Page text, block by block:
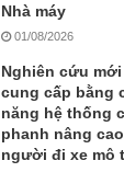
Nhà máy
01/08/2026
Nghiên cứu mới
cung cấp bằng
năng hệ thống
phanh nâng
người đi xe mô